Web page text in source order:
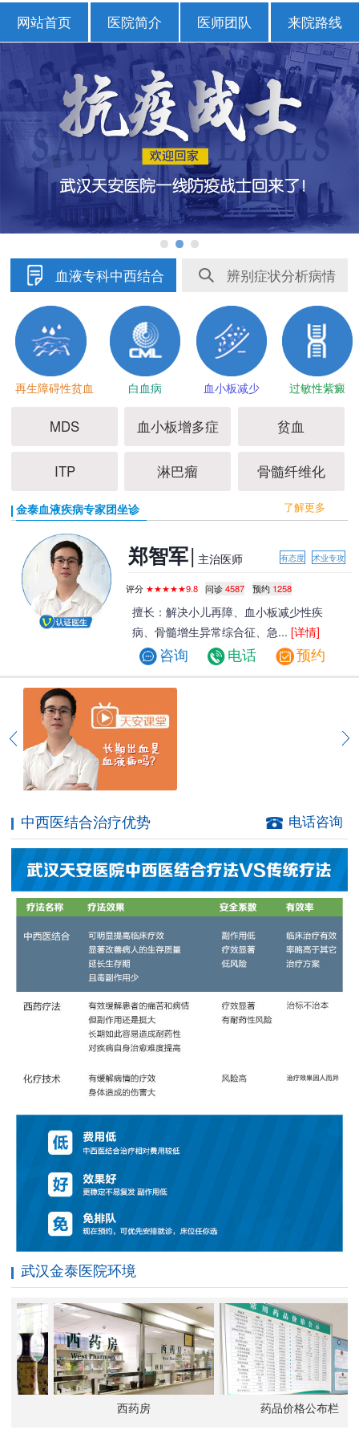
网站首页 医院简介 医师团队 来院路线
血液专科中西结合 辨别症状分析病情
再生障碍性贫血 白血病 血小板减少 过敏性紫癜
MDS 血小板增多症 贫血
ITP 淋巴瘤 骨髓纤维化
金泰血液疾病专家团坐诊 了解更多
郑智军| 主治医师 术业专攻
有态度
评分 ★★★★★9.8 问诊 4587 预约 1258
擅长：解决小儿再障、血小板减少性疾
病、骨髓增生异常综合征、急...[详情]
咨询 电话 预约
中西医结合治疗优势 电话咨询
武汉金泰医院环境
西药房 药品价格公布栏